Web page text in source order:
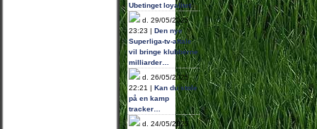
Ubetinget loyalitet
d. 29/05/2025
23:23 | Den nye
Superliga-tv-aftale
vil bringe klubberne
milliarder…
d. 26/05/2025
22:21 | Kan du stole
på en kamp
tracker…
d. 24/05/2025